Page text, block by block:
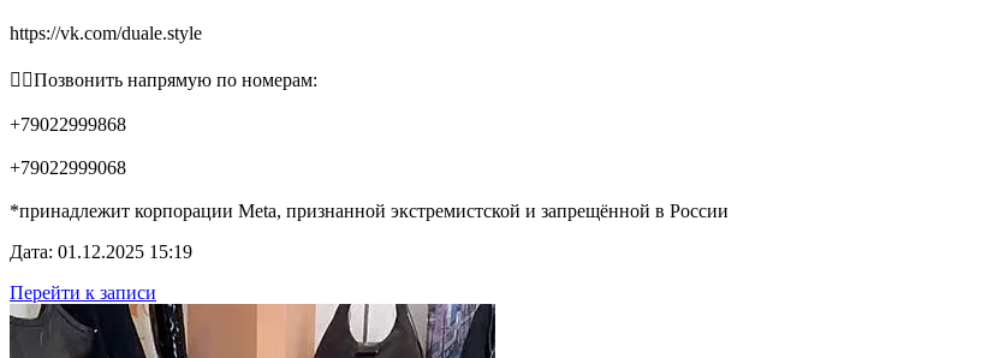
https://vk.com/duale.style
👉🏻Позвонить напрямую по номерам:
+79022999868
+79022999068
*принадлежит корпорации Meta, признанной экстремистской и запрещённой в России
Дата: 01.12.2025 15:19
Перейти к записи